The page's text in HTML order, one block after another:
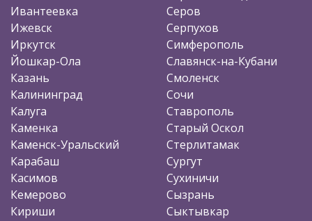
Ивантеевка
Ижевск
Иркутск
Йошкар-Ола
Казань
Калининград
Калуга
Каменка
Каменск-Уральский
Карабаш
Касимов
Кемерово
Кириши
Серов
Серпухов
Симферополь
Славянск-на-Кубани
Смоленск
Сочи
Ставрополь
Старый Оскол
Стерлитамак
Сургут
Сухиничи
Сызрань
Сыктывкар